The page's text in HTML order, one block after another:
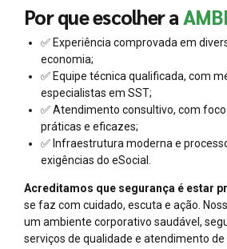
Por que escolher a
✅ Experiência comprovada em
economia;
✅ Equipe técnica qualificada, com
especialistas em SST;
✅ Atendimento consultivo, com
práticas e eficazes;
✅ Infraestrutura moderna e
exigências do eSocial.
Acreditamos que segurança é estar
se faz com cuidado, escuta e ação.
um ambiente corporativo saudável,
serviços de qualidade e atendimento de